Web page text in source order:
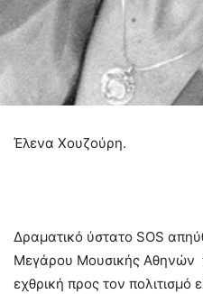
Έλενα Χουζούρη.
Δραματικό ύστατο SOS
Μεγάρου Μουσικής Αθηνών
εχθρική προς τον πολιτισμό